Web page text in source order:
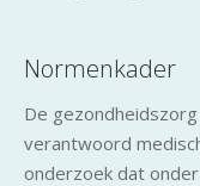
Normenkader
De
verantwoord
onderzoek dat